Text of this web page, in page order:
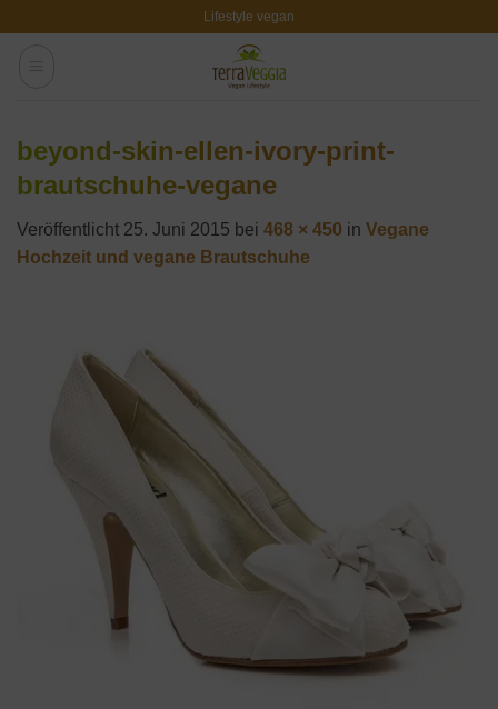
Lifestyle vegan
beyond-skin-ellen-ivory-print-
brautschuhe-vegane
Veröffentlicht 25. Juni 2015 bei 468 × 450 in Vegane
Hochzeit und vegane Brautschuhe